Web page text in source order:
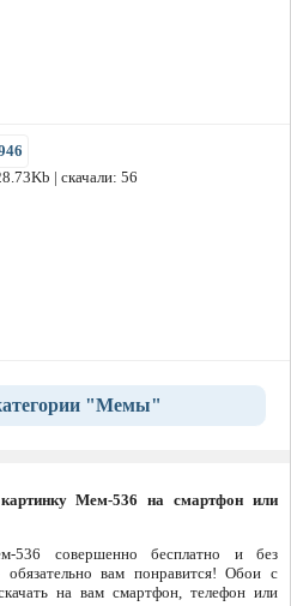
| скачали: 56
"Мемы"
Мем-536 на смартфон или
536 совершенно бесплатно и без
вам понравится! Обои с
на вам смартфон, телефон или